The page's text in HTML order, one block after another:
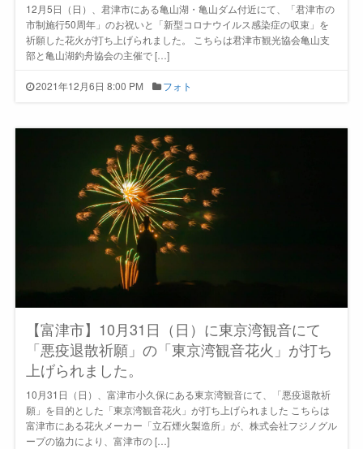
12月5日（日）、君津市にある亀山湖・亀山ダム付近にて、「君津市の
市制施行50周年」のお祝いと「新型コロナウイルス感染症の収束」を
祈願した花火が打ち上げられました。 こちらは君津市観光協会亀山支
部と亀山湖釣舟協会の主催で […]
2021年12月6日 8:00 PM フォト
【富津市】10月31日（日）に東京湾観音にて
「悪疫退散祈願」の「東京湾観音花火」が打ち
上げられました。
10月31日（日）、富津市小久保にある東京湾観音にて、「悪疫退散祈
願」を目的とした「東京湾観音花火」が打ち上げられました こちらは
富津市にある花火メーカー「立石煙火製造所」が、株式会社フジノグル
ープの協力により、富津市の […]